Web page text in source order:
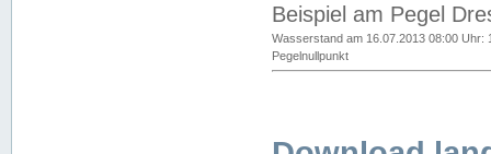
Beispiel am Pegel
Wasserstand am 16.07.2013 08:00 Uhr:
Pegelnullpunkt